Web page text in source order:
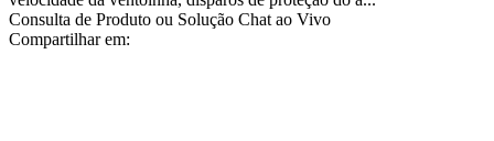
Consulta de Produto ou Solução Chat ao Vivo
Compartilhar em: